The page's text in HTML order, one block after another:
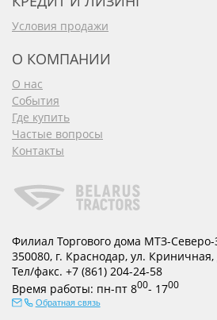
Условия продажи
О КОМПАНИИ
О нас
События
Где купить
Частые вопросы
Контакты
Филиал Торгового дома МТЗ-Северо-
350080, г. Краснодар, ул. Криничная,
Тел/факс. +7 (861) 204-24-58
Время работы: пн-пт 800- 1700
Обратная связь